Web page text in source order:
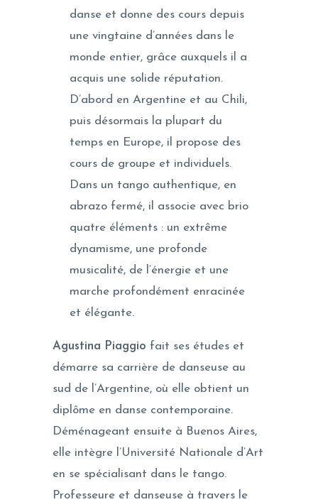
danse et donne des cours depuis
une vingtaine d’années dans le
monde entier, grâce auxquels il a
acquis une solide réputation.
D’abord en Argentine et au Chili,
puis désormais la plupart du
temps en Europe, il propose des
cours de groupe et individuels.
Dans un tango authentique, en
abrazo fermé, il associe avec brio
quatre éléments : un extrême
dynamisme, une profonde
musicalité, de l’énergie et une
marche profondément enracinée
et élégante.
Agustina Piaggio fait ses études et
démarre sa carrière de danseuse au
sud de l’Argentine, où elle obtient un
diplôme en danse contemporaine.
Déménageant ensuite à Buenos Aires,
elle intègre l’Université Nationale d’Art
en se spécialisant dans le tango.
Professeure et danseuse à travers le